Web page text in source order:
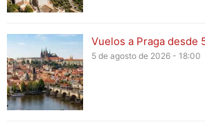
Vuelos a Praga desde
5 de agosto de 2026 - 18:00